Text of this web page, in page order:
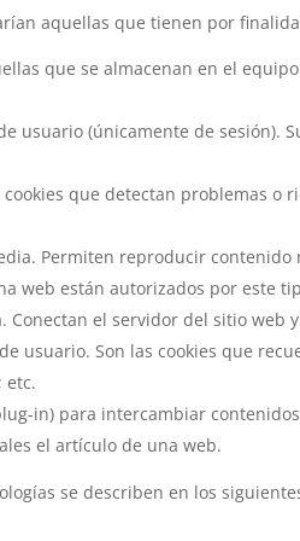
aquellas que tienen por
que se almacenan en el
usuario (únicamente de
que detectan problemas
Permiten reproducir
web están autorizados por este
Conectan el servidor del sitio
usuario. Son las cookies que
etc.
in) para intercambiar
el artículo de una web.
se describen en los